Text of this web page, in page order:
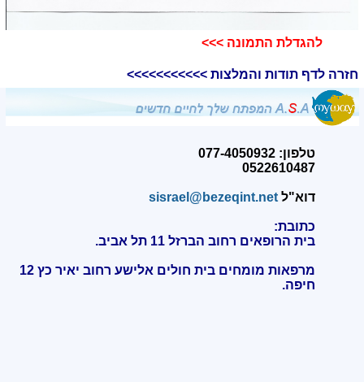
חזרה לדף תודות והמלצות >>>>>>>>>>>
להגדלת התמונה >>>
טלפון: 077-4050932
0522610487
דוא"לsisrael@bezeqint.net
כתובת:
בית הרופאים רחוב הברזל 11 תל אביב.
מרפאות מומחים בית חולים אלישע רחוב יאיר כץ 12
חיפה.